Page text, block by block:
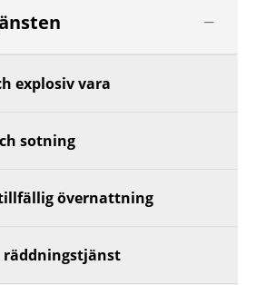
explosiv vara
sotning
övernattning